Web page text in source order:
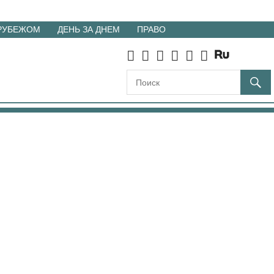
ДЕНЬ ЗА ДНЕМ ПРАВО